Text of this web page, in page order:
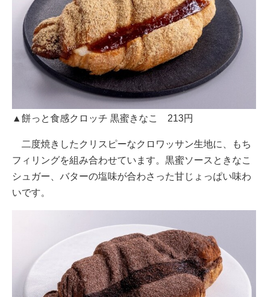
▲餅っと食感クロッチ 黒蜜きなこ 213円
二度焼きしたクリスピーなクロワッサン生地に、もち
フィリングを組み合わせています。黒蜜ソースときなこ
シュガー、バターの塩味が合わさった甘じょっぱい味わ
いです。